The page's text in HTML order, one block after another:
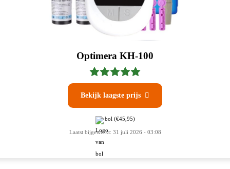
Optimera KH-100
Bekijk laagste prijs 
bol (€45,95)
Laatst bijgewerkt: 31 juli 2026 - 03:08